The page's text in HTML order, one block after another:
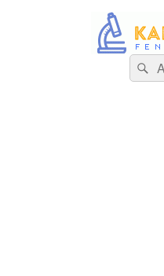
for: